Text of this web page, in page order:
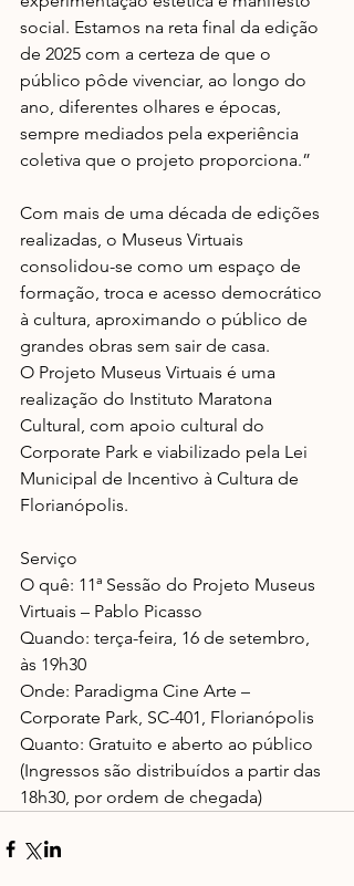
social. Estamos na reta final da edição
de 2025 com a certeza de que o
público pôde vivenciar, ao longo do
ano, diferentes olhares e épocas,
sempre mediados pela experiência
coletiva que o projeto proporciona.”
Com mais de uma década de edições
realizadas, o Museus Virtuais
consolidou-se como um espaço de
formação, troca e acesso democrático
à cultura, aproximando o público de
grandes obras sem sair de casa.
O Projeto Museus Virtuais é uma
realização do Instituto Maratona
Cultural, com apoio cultural do
Corporate Park e viabilizado pela Lei
Municipal de Incentivo à Cultura de
Florianópolis.
Serviço
O quê: 11ª Sessão do Projeto Museus
Virtuais – Pablo Picasso
Quando: terça-feira, 16 de setembro,
às 19h30
Onde: Paradigma Cine Arte –
Corporate Park, SC-401, Florianópolis
Quanto: Gratuito e aberto ao público
(Ingressos são distribuídos a partir das
18h30, por ordem de chegada)